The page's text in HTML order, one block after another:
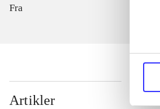
Fra
Artikler